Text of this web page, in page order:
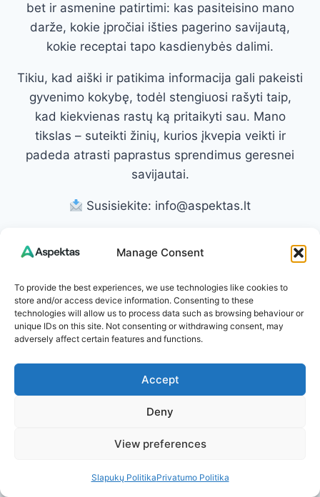
Manage Consent
To provide the best experiences, we use technologies like cookies to
store and/or access device information. Consenting to these
technologies will allow us to process data such as browsing behaviour or
unique IDs on this site. Not consenting or withdrawing consent, may
adversely affect certain features and functions.
Accept
Deny
View preferences
Slapukų PolitikaPrivatumo Politika
bet ir asmenine patirtimi: kas pasiteisino mano
darže, kokie įpročiai išties pagerino savijautą,
kokie receptai tapo kasdienybės dalimi.
Tikiu, kad aiški ir patikima informacija gali pakeisti
gyvenimo kokybę, todėl stengiuosi rašyti taip,
kad kiekvienas rastų ką pritaikyti sau. Mano
tikslas – suteikti žinių, kurios įkvepia veikti ir
padeda atrasti paprastus sprendimus geresnei
savijautai.
Susisiekite: info@aspektas.lt
Post
navigation
PREVIOUS
Sodininko kalendorius
ir mėnulio fazės: ar
gausaus derliaus?
NEXT
Sodininkų košmaras:
viena smulki klaida,
stipriausius pomidorus
– kaip išvengti šaknų